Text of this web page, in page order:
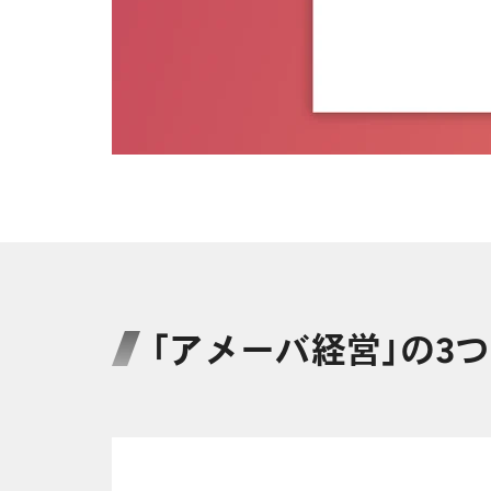
「アメーバ経営」の3